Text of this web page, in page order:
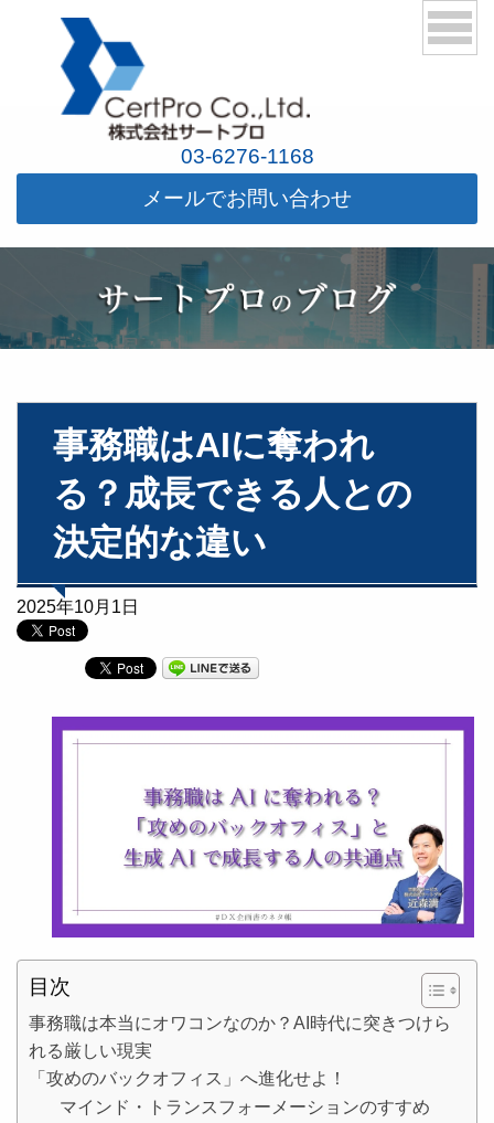
03-6276-1168
メールでお問い合わせ
事務職はAIに奪われ
る？成長できる人との
決定的な違い
2025年10月1日
目次
事務職は本当にオワコンなのか？AI時代に突きつけら
れる厳しい現実
「攻めのバックオフィス」へ進化せよ！
マインド・トランスフォーメーションのすすめ